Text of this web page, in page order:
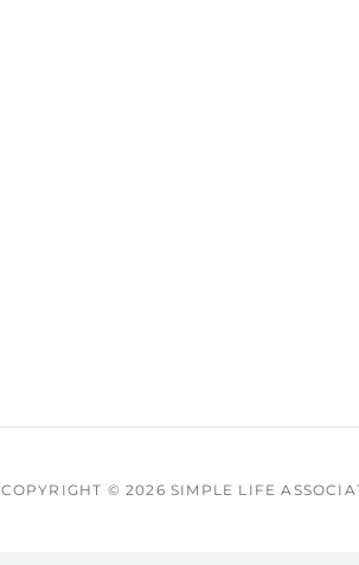
COPYRIGHT © 2026 SIMPLE LIFE